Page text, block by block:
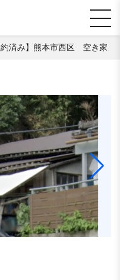
約済み】熊本市西区 空き家